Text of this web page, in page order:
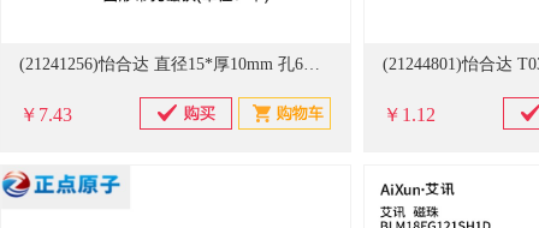
(21241256)怡合达 直径15*厚10mm 孔6mm 圆形带孔磁铁(单位：个)
￥7.43 ￥1.12